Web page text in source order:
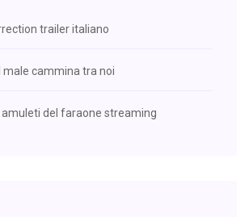
trailer italiano
male cammina tra noi
amuleti del faraone streaming